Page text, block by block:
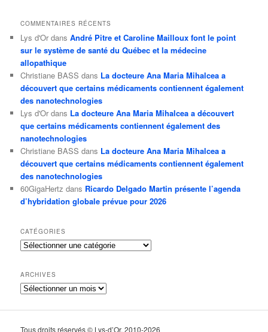
COMMENTAIRES RÉCENTS
Lys d'Or dansAndré Pitre et Caroline Mailloux font le point
sur le système de santé du Québec et la médecine
allopathique
Christiane BASS dans La docteure Ana Maria Mihalcea a
découvert que certains médicaments contiennent également
des nanotechnologies
Lys d'Or dans La docteure Ana Maria Mihalcea a découvert
que certains médicaments contiennent également des
nanotechnologies
Christiane BASS dans La docteure Ana Maria Mihalcea a
découvert que certains médicaments contiennent également
des nanotechnologies
60GigaHertz dans Ricardo Delgado Martin présente l’agenda
d’hybridation globale prévue pour 2026
CATÉGORIES
Catégories
ARCHIVES
Archives
Tous droits réservés © Lys-d’Or. 2010-2026